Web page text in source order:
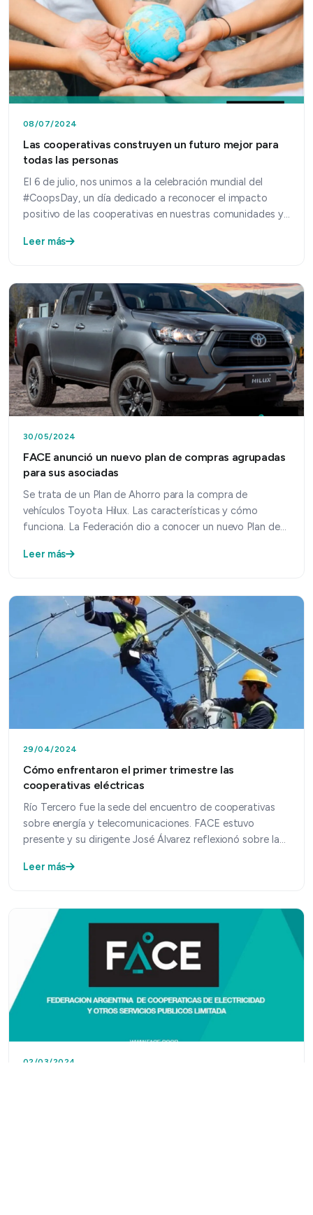
08/07/2024
Las cooperativas construyen un futuro mejor para
todas las personas
El 6 de julio, nos unimos a la celebración mundial del
#CoopsDay, un día dedicado a reconocer el impacto
positivo de las cooperativas en nuestras comunidades y…
Leer más
30/05/2024
FACE anunció un nuevo plan de compras agrupadas
para sus asociadas
Se trata de un Plan de Ahorro para la compra de
vehículos Toyota Hilux. Las características y cómo
funciona. La Federación dio a conocer un nuevo Plan de
Leer más
29/04/2024
Cómo enfrentaron el primer trimestre las
cooperativas eléctricas
Río Tercero fue la sede del encuentro de cooperativas
sobre energía y telecomunicaciones. FACE estuvo
presente y su dirigente José Álvarez reflexionó sobre la
Leer más
02/03/2024